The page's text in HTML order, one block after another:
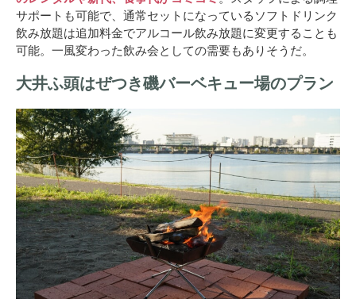
サポートも可能で、通常セットになっているソフトドリンク
飲み放題は追加料金でアルコール飲み放題に変更することも
可能。一風変わった飲み会としての需要もありそうだ。
大井ふ頭はぜつき磯バーベキュー場のプラン